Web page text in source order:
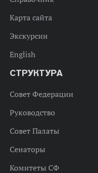
Карта сайта
Экскурсии
English
СТРУКТУРА
Совет Федерации
Руководство
Совет Палаты
Сенаторы
Комитеты СФ